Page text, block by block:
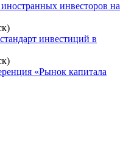
Congress
инвесторов на
инвестиций в
«Рынок капитала